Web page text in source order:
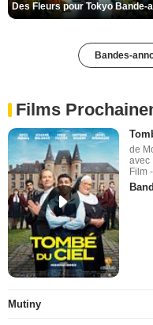
Bandes-
Films
de
avec
Film
Mutiny